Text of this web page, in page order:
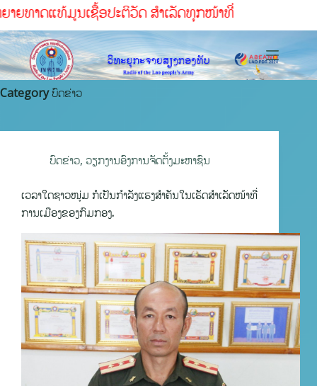
ະຕິວັດ ສໍາເລັດທຸກໜ້າທ່ີ
Categoryບົດຂ່າວ
ບົດຂ່າວ, ວຽກງານອົງການຈັດຕັ້ງມະຫາຊົນ
ເວລາໃດຊາວໜຸ່ມ ກໍເປັນກຳລັງແຮງສໍາຄັນໃນເຮັດສໍາເລັດໜ້າທີ່
ການເມືອງຂອງກົມກອງ.